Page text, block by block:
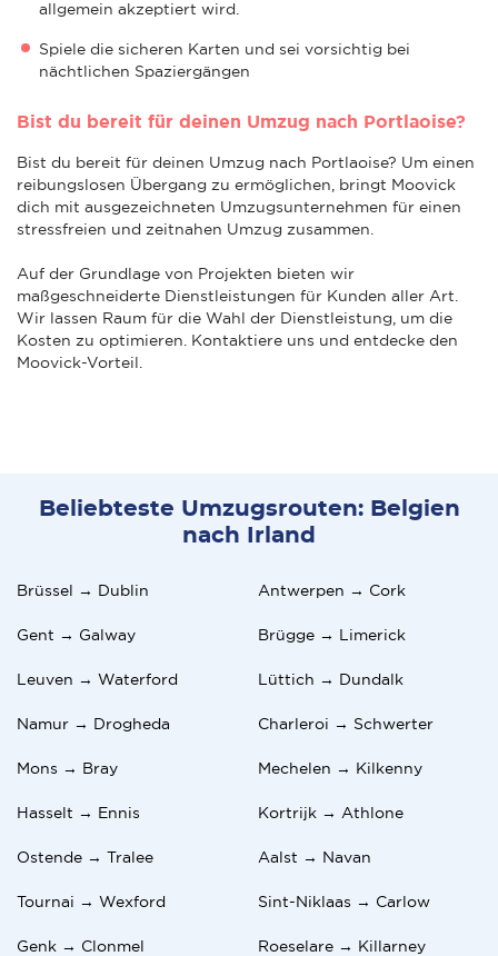
allgemein akzeptiert wird.
Spiele die sicheren Karten und sei vorsichtig bei
nächtlichen Spaziergängen
Bist du bereit für deinen Umzug nach Portlaoise?
Bist du bereit für deinen Umzug nach Portlaoise? Um einen
reibungslosen Übergang zu ermöglichen, bringt Moovick
dich mit ausgezeichneten Umzugsunternehmen für einen
stressfreien und zeitnahen Umzug zusammen.
Auf der Grundlage von Projekten bieten wir
maßgeschneiderte Dienstleistungen für Kunden aller Art.
Wir lassen Raum für die Wahl der Dienstleistung, um die
Kosten zu optimieren. Kontaktiere uns und entdecke den
Moovick-Vorteil.
Beliebteste Umzugsrouten: Belgien
nach Irland
Brüssel → Dublin Antwerpen → Cork
Gent → Galway Brügge → Limerick
Leuven → Waterford Lüttich → Dundalk
Namur → Drogheda Charleroi → Schwerter
Mons → Bray Mechelen → Kilkenny
Hasselt → Ennis Kortrijk → Athlone
Ostende → Tralee Aalst → Navan
Tournai → Wexford Sint-Niklaas → Carlow
Genk → Clonmel Roeselare → Killarney